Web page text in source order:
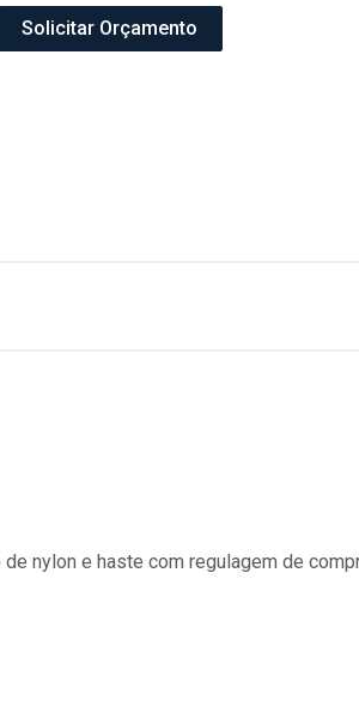
Solicitar Orçamento
nylon e haste com regulagem de